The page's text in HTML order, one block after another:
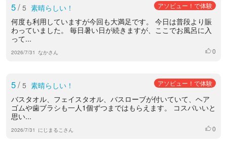
5/ 5 素晴らしい！ アソビュー！で体験
何度も利用していますが今回も大満足です。 今日は普段より賑
わっていました。 毎日暑い日が続きますが、ここでお風呂に入
って...
2026/7/31 なかさん いいね
0
5/ 5 素晴らしい！ アソビュー！で体験
バスタオル、フェイスタオル、バスローブが付いていて、ヘア
ゴムや歯ブラシも一人1個ずつまではもらえます。 コスパいいと
思い...
2026/7/31 にじまるこさん いいね
0